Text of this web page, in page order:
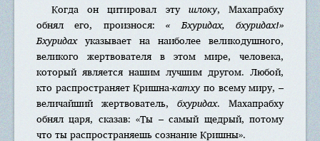
Когда он цитировал эту шлоку, Махапрабху
обнял его, произнося:« Бхуридах, бхуридах!»
Бхуридахуказывает на наиболее великодушного,
великого жертвователя в этом мире, человека,
который является нашим лучшим другом. Любой,
кто распространяет Кришна-катхупо всему миру, –
величайший жертвователь, бхуридах. Махапрабху
обнял царя, сказав: «Ты – самый щедрый, потому
что ты распространяешь сознание Кришны».